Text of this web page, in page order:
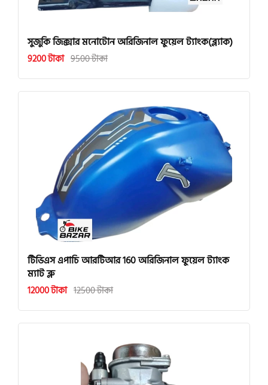
সুজুকি জিক্সার মনোটোন অরিজিনাল ফুয়েল ট্যাংক(ব্ল্যাক)
9200 টাকা 9500 টাকা
টিভিএস এপাচি আরটিআর 160 অরিজিনাল ফুয়েল ট্যাংক
ম্যাট ব্লু
12000 টাকা 12500 টাকা